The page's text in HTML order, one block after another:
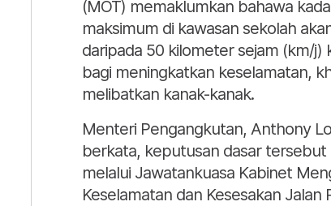
(MOT) memaklumkan bahawa
maksimum di kawasan sekolah
daripada 50 kilometer sejam (km/j)
bagi meningkatkan keselamatan,
melibatkan kanak-kanak.
Menteri Pengangkutan, Anthony
berkata, keputusan dasar
melalui Jawatankuasa Kabinet
Keselamatan dan Kesesakan Jalan